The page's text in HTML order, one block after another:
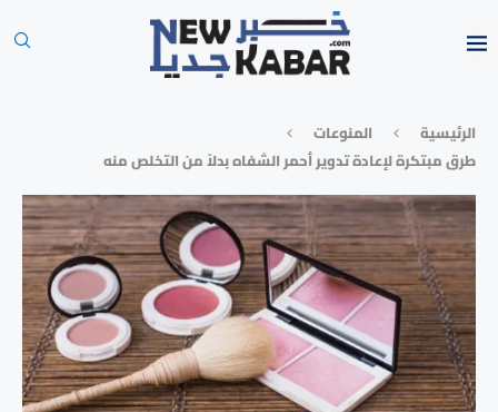
الرئيسية
المنوعات
طرق مبتكرة لإعادة تدوير أحمر الشفاه بدلاً من التخلص منه